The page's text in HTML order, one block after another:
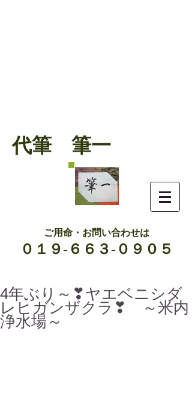
代筆 筆一
ご用命・お問い合わせは
０１９-６６３-０９０５
4年ぶり～❣ヤエベニシダ
レヒガンザクラ❣ ～米内
浄水場～